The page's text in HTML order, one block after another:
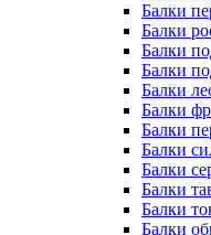
Балки
Балки
Балки
Балки
Балки
Балки
Балки
Балки
Балки
Балки
Балки
Балки